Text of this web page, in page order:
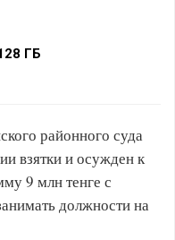
ГБ
районного суда
взятки и осужден к
9 млн тенге с
должности на